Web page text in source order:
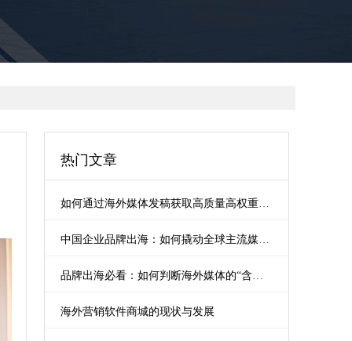
热门文章
如何通过海外媒体发稿获取高质量高权重外链（Backlinks）？
中国企业品牌出海：如何撬动全球主流媒体曝光？
品牌出海必看：如何判断海外媒体的“含金量”？
海外营销软件商城的现状与发展